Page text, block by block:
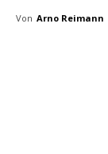
Von Arno Reimann